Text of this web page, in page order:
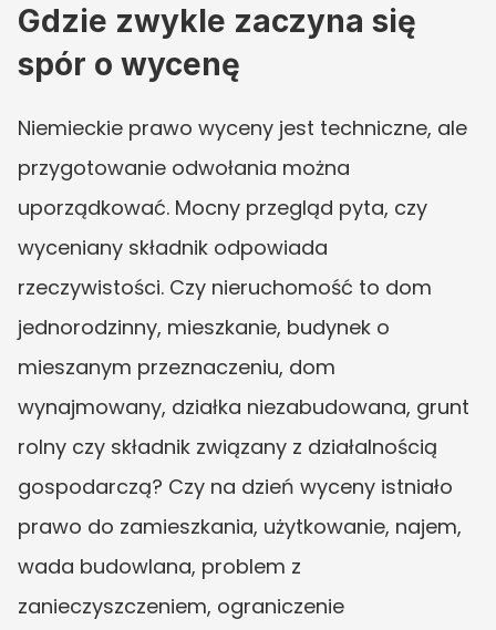
Gdzie zwykle zaczyna się
spór o wycenę
Niemieckie prawo wyceny jest techniczne, ale
przygotowanie odwołania można
uporządkować. Mocny przegląd pyta, czy
wyceniany składnik odpowiada
rzeczywistości. Czy nieruchomość to dom
jednorodzinny, mieszkanie, budynek o
mieszanym przeznaczeniu, dom
wynajmowany, działka niezabudowana, grunt
rolny czy składnik związany z działalnością
gospodarczą? Czy na dzień wyceny istniało
prawo do zamieszkania, użytkowanie, najem,
wada budowlana, problem z
zanieczyszczeniem, ograniczenie